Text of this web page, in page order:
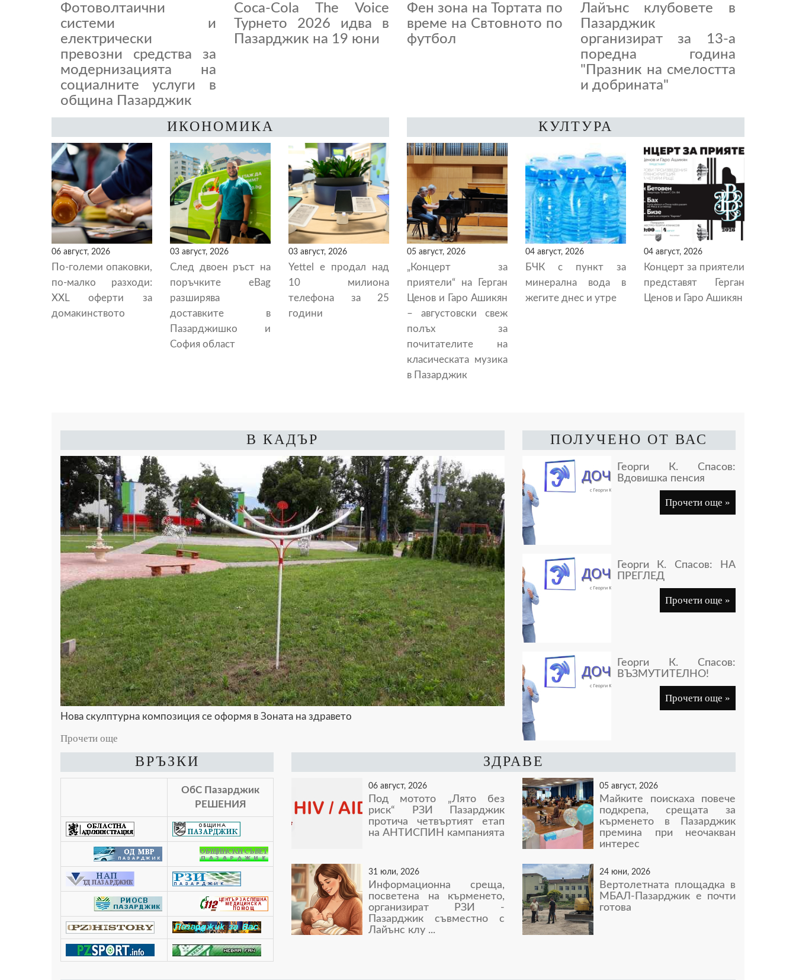
Фотоволтаични
системи и
електрически
превозни средства за
модернизацията на
социалните услуги в
община Пазарджик
Coca-Cola The Voice
Турнето 2026 идва в
Пазарджик на 19 юни
Фен зона на Тортата по
време на Свтовното по
футбол
Лайънс клубовете в
Пазарджик
организират за 13-а
поредна година
"Празник на смелостта
и добрината"
ИКОНОМИКА
06 август, 2026
По-големи опаковки,
по-малко разходи:
XXL оферти за
домакинството
03 август, 2026
След двоен ръст на
поръчките eBag
разширява
доставките в
Пазарджишко и
София област
03 август, 2026
Yettel е продал над
10 милиона
телефона за 25
години
КУЛТУРА
05 август, 2026
„Концерт за
приятели“ на Герган
Ценов и Гаро Ашикян
– августовски свеж
полъх за
почитателите на
класическата музика
в Пазарджик
04 август, 2026
БЧК с пункт за
минерална вода в
жегите днес и утре
04 август, 2026
Концерт за приятели
представят Герган
Ценов и Гаро Ашикян
В КАДЪР
Нова скулптурна композиция се оформя в Зоната на здравето
Прочети още
ПОЛУЧЕНО ОТ ВАС
Георги К. Спасов:
Вдовишка пенсия
Прочети още »
Георги К. Спасов: НА
ПРЕГЛЕД
Прочети още »
Георги К. Спасов:
ВЪЗМУТИТЕЛНО!
Прочети още »
ВРЪЗКИ
ОбС Пазарджик
РЕШЕНИЯ
ЗДРАВЕ
06 август, 2026
Под мотото „Лято без
риск“ РЗИ Пазарджик
протича четвъртият етап
на АНТИСПИН кампанията
05 август, 2026
Майките поискаха повече
подкрепа, срещата за
кърменето в Пазарджик
премина при неочакван
интерес
31 юли, 2026
Информационна среща,
посветена на кърменето,
организират РЗИ -
Пазарджик съвместно с
Лайънс клу ...
24 юни, 2026
Вертолетната площадка в
МБАЛ-Пазарджик е почти
готова